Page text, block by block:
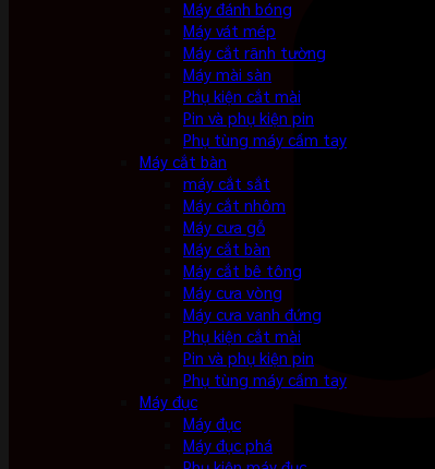
Máy đánh bóng
Máy vát mép
Máy cắt rãnh tường
Máy mài sàn
Phụ kiện cắt mài
Pin và phụ kiện pin
Phụ tùng máy cầm tay
Máy cắt bàn
máy cắt sắt
Máy cắt nhôm
Máy cưa gỗ
Máy cắt bàn
Máy cắt bê tông
Máy cưa vòng
Máy cưa vanh đứng
Phụ kiện cắt mài
Pin và phụ kiện pin
Phụ tùng máy cầm tay
Máy đục
Máy đục
Máy đục phá